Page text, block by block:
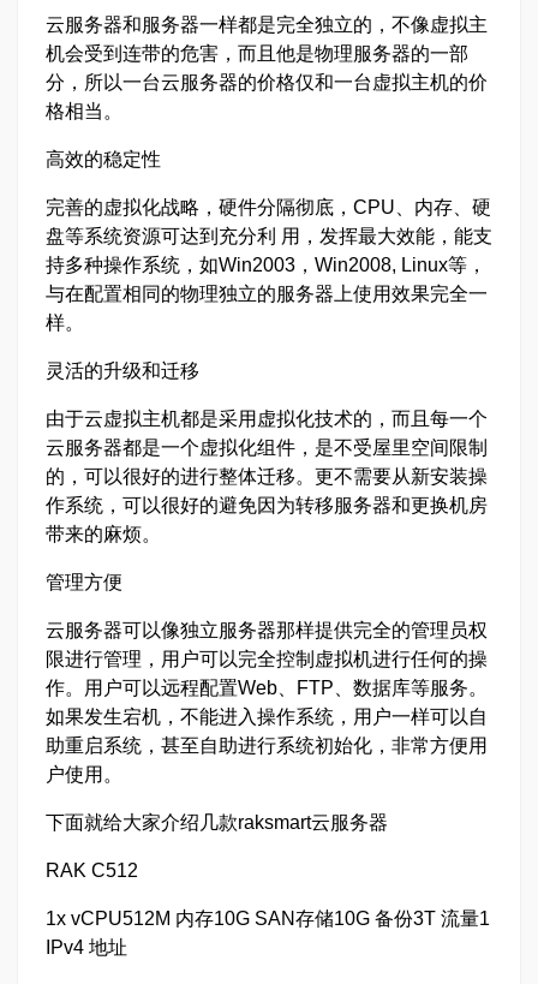
云服务器和服务器一样都是完全独立的，不像虚拟主
机会受到连带的危害，而且他是物理服务器的一部
分，所以一台云服务器的价格仅和一台虚拟主机的价
格相当。
高效的稳定性
完善的虚拟化战略，硬件分隔彻底，CPU、内存、硬
盘等系统资源可达到充分利 用，发挥最大效能，能支
持多种操作系统，如Win2003，Win2008, Linux等，
与在配置相同的物理独立的服务器上使用效果完全一
样。
灵活的升级和迁移
由于云虚拟主机都是采用虚拟化技术的，而且每一个
云服务器都是一个虚拟化组件，是不受屋里空间限制
的，可以很好的进行整体迁移。更不需要从新安装操
作系统，可以很好的避免因为转移服务器和更换机房
带来的麻烦。
管理方便
云服务器可以像独立服务器那样提供完全的管理员权
限进行管理，用户可以完全控制虚拟机进行任何的操
作。用户可以远程配置Web、FTP、数据库等服务。
如果发生宕机，不能进入操作系统，用户一样可以自
助重启系统，甚至自助进行系统初始化，非常方便用
户使用。
下面就给大家介绍几款raksmart云服务器
RAK C512
1x vCPU512M 内存10G SAN存储10G 备份3T 流量1
IPv4 地址